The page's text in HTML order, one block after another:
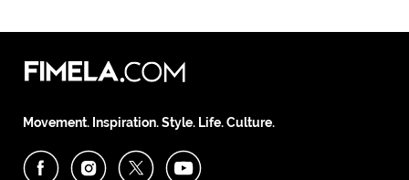
Movement. Inspiration. Style. Life. Culture.